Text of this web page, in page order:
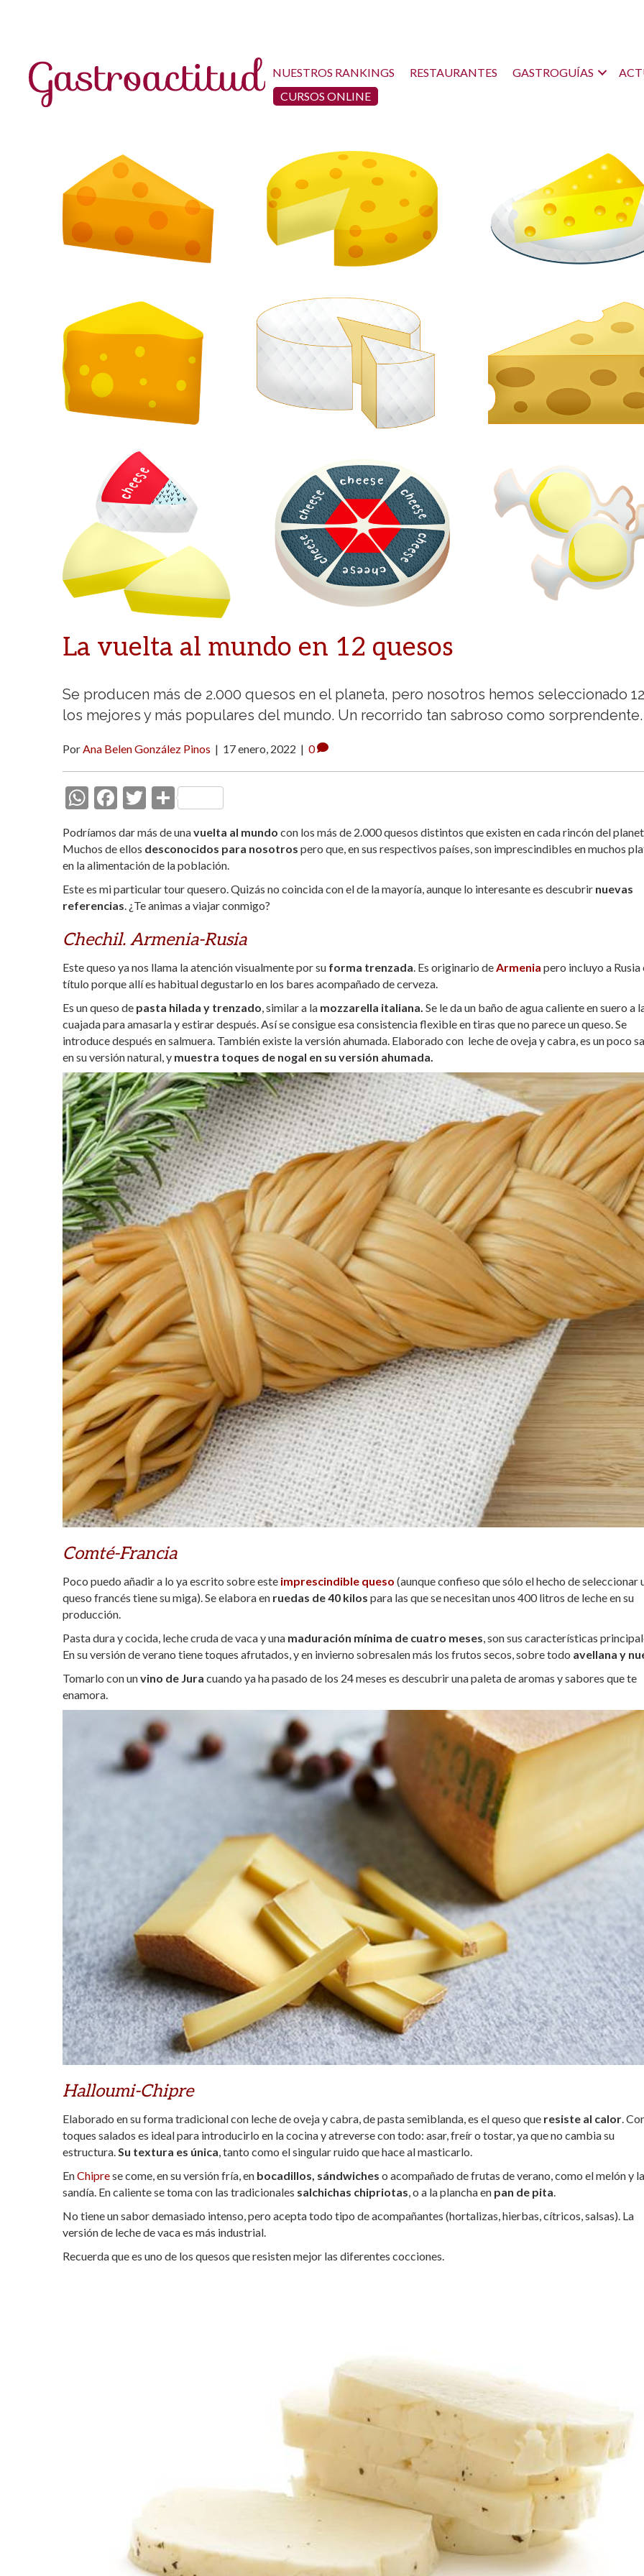
NUESTROS RANKINGS RESTAURANTES GASTROGUÍAS
CURSOS ONLINE
La vuelta al mundo en 12 quesos
Se producen más de 2.000 quesos en el planeta, pero nosotros hemos seleccionado
los mejores y más populares del mundo. Un recorrido tan sabroso como sorprendente.
PorAna Belen González Pinos | 17 enero, 2022 | 0
W
at
s
A
p
p
F
e
b
o
o
k
T
itt
er
C
m
p
ar
ti
r
Podríamos dar más de unavuelta al mundo con los más de 2.000 quesos distintos que existen en cada rincón del
Muchos de ellos desconocidos para nosotros pero que, en sus respectivos países, son imprescindibles en muchos
en la alimentación de la población.
Este es mi particular tour quesero. Quizás no coincida con el de la mayoría, aunque lo interesante es descubrir nuevas
referencias. ¿Te animas a viajar conmigo?
Chechil. Armenia-Rusia
Este queso ya nos llama la atención visualmente por su forma trenzada. Es originario deArmenia pero incluyo a Rusia
título porque allí es habitual degustarlo en los bares acompañado de cerveza.
Es un queso de pasta hilada y trenzado, similar a la mozzarella italiana. Se le da un baño de agua caliente en suero a
cuajada para amasarla y estirar después. Así se consigue esa consistencia flexible en tiras que no parece un queso. Se
introduce después en salmuera. También existe la versión ahumada. Elaborado con leche de oveja y cabra, es un poco
en su versión natural, y muestra toques de nogal en su versión ahumada.
Comté-Francia
Poco puedo añadir a lo ya escrito sobre este imprescindible queso (aunque confieso que sólo el hecho de seleccionar
queso francés tiene su miga). Se elabora en ruedas de 40 kilos para las que se necesitan unos 400 litros de leche en su
producción.
Pasta dura y cocida, leche cruda de vaca y una maduración mínima de cuatro meses, son sus características
En su versión de verano tiene toques afrutados, y en invierno sobresalen más los frutos secos, sobre todo avellana y
Tomarlo con unvino de Jura cuando ya ha pasado de los 24 meses es descubrir una paleta de aromas y sabores que te
enamora.
Halloumi-Chipre
Elaborado en su forma tradicional con leche de oveja y cabra, de pasta semiblanda, es el queso que resiste al calor.
toques salados es ideal para introducirlo en la cocina y atreverse con todo: asar, freír o tostar, ya que no cambia su
estructura.Su textura es única, tanto como el singular ruido que hace al masticarlo.
EnChiprese come, en su versión fría, en bocadillos, sándwiches o acompañado de frutas de verano, como el melón y la
sandía. En caliente se toma con las tradicionales salchichas chipriotas, o a la plancha en pan de pita.
No tiene un sabor demasiado intenso, pero acepta todo tipo de acompañantes (hortalizas, hierbas, cítricos, salsas). La
versión de leche de vaca es más industrial.
Recuerda que es uno de los quesos que resisten mejor las diferentes cocciones.